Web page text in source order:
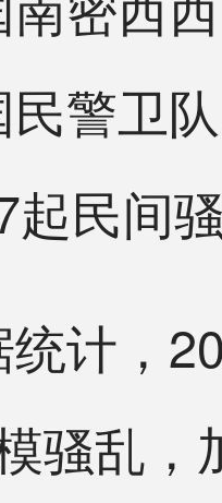
警卫
起民间
，20
骚乱，